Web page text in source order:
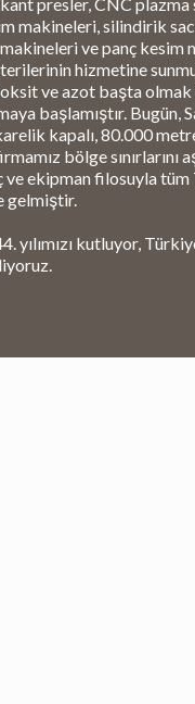
makineleri, silindirik
ve panç kesim
hizmetine
ve azot başta
başlamıştır. Bugün,
kapalı, 80.000
bölge sınırlarını
ve ekipman filosuyla
gelmiştir.
yılımızı kutluyor,